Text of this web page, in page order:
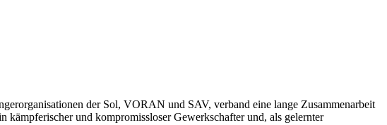
der Sol, VORAN und SAV, verband eine lange Zusammenarbeit
und kompromissloser Gewerkschafter und, als gelernter